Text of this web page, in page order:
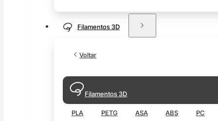
Filamentos 3D
Voltar
Filamentos 3D
PLA PETG ASA ABS PC